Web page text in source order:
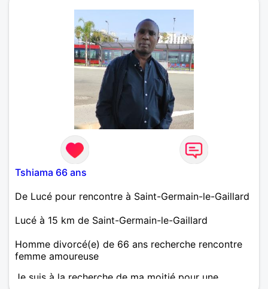
Tshiama 66 ans
De Lucé pour rencontre à Saint-Germain-le-Gaillard
Lucé à 15 km de Saint-Germain-le-Gaillard
Homme divorcé(e) de 66 ans recherche rencontre
femme amoureuse
Je suis à la recherche de ma moitié pour une